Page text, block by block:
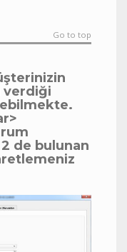
Go to top
verdiği
de bulunan